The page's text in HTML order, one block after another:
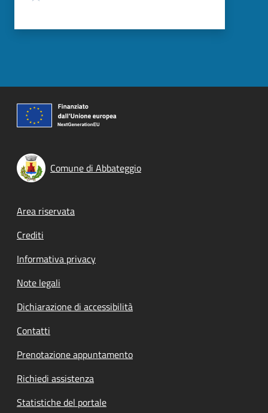
Comune di Abbateggio
Footer menu
Area riservata
Crediti
Informativa privacy
Note legali
Dichiarazione di accessibilità
Contatti
Prenotazione appuntamento
Richiedi assistenza
Statistiche del portale